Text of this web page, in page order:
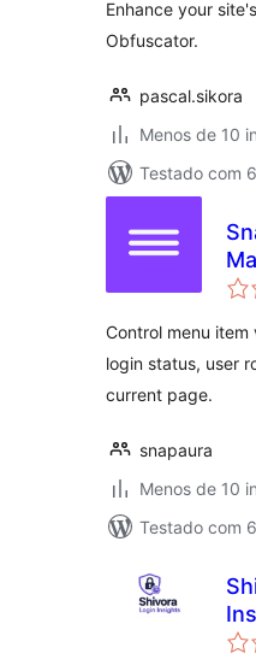
Enhance your
Obfuscator.
pascal.sikora
Menos de 10
Testado com
Control menu
login status, user
current page.
snapaura
Menos de 10
Testado com